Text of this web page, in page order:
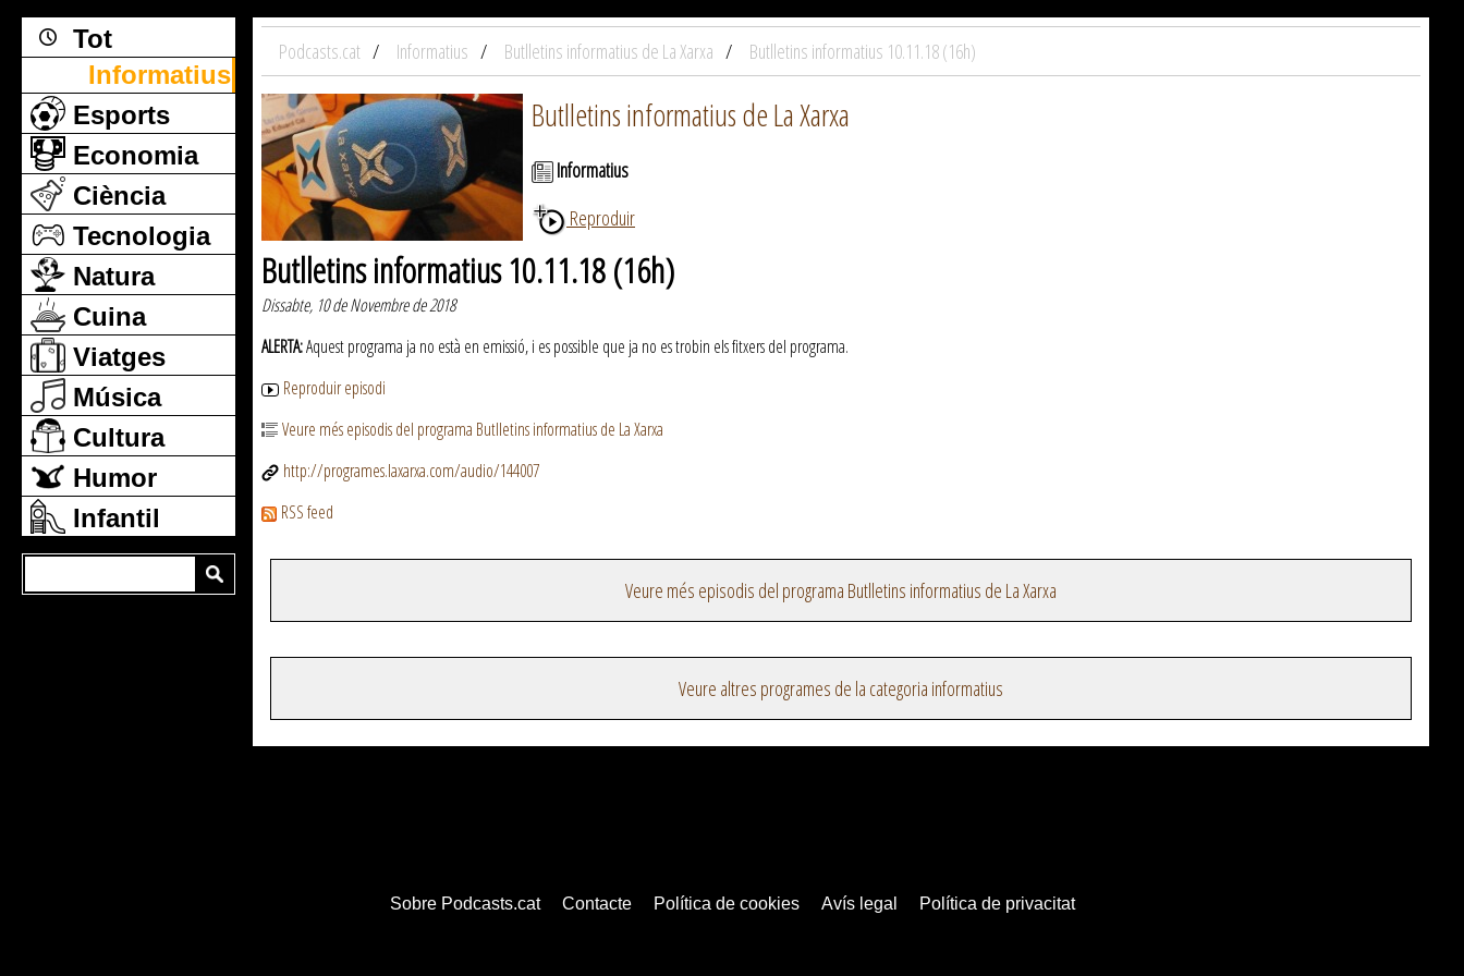
Tot
Informatius
Esports
Economia
Ciència
Tecnologia
Natura
Cuina
Viatges
Música
Cultura
Humor
Infantil
Podcasts.cat Informatius Butlletins informatius de La Xarxa Butlletins informatius 10.11.18 (16h)
Butlletins informatius de La Xarxa
Informatius
Reproduir
Butlletins informatius 10.11.18 (16h)
Dissabte, 10 de Novembre de 2018
ALERTA:Aquest programa ja no està en emissió, i es possible que ja no es trobin els fitxers del programa.
Reproduir episodi
Veure més episodis del programa Butlletins informatius de La Xarxa
http://programes.laxarxa.com/audio/144007
RSS feed
Veure més episodis del programa Butlletins informatius de La Xarxa
Veure altres programes de la categoria informatius
Sobre Podcasts.cat Contacte Política de cookies Avís legal Política de privacitat